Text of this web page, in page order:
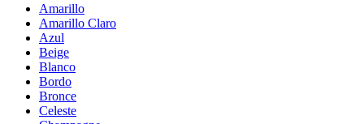
Amarillo
Amarillo Claro
Azul
Beige
Blanco
Bordo
Bronce
Celeste